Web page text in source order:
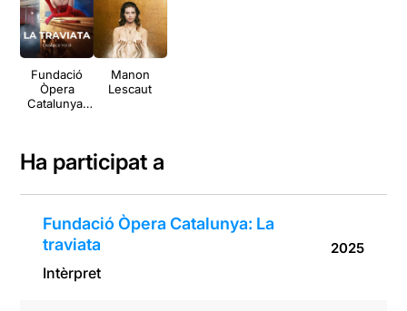
Fundació
Òpera
Catalunya:
Manon
Lescaut
Ha participat a
Fundació Òpera Catalunya: La
traviata
Intèrpret
2025